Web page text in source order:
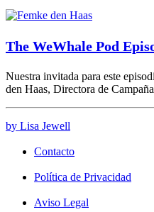
The WeWhale Pod
Nuestra invitada para este
den Haas, Directora de
by Lisa Jewell
Contacto
Política de Privacidad
Aviso Legal